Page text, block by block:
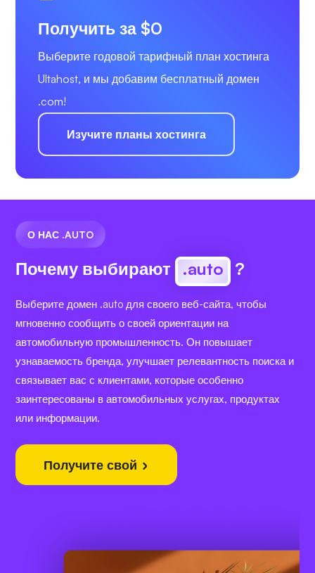
Получить за $0
Выберите годовой тарифный план хостинга
Ultahost, и мы добавим бесплатный домен
.com!
Изучите планы хостинга
О НАС .AUTO
Почему выбирают .auto ?
Выберите домен .auto для своего веб-сайта, чтобы
мгновенно сообщить о своей ориентации на
автомобильную промышленность. Он повышает
узнаваемость бренда, улучшает релевантность поиска и
связывает вас с клиентами, которые особенно
заинтересованы в автомобильных услугах, продуктах
или информации.
Получите свой